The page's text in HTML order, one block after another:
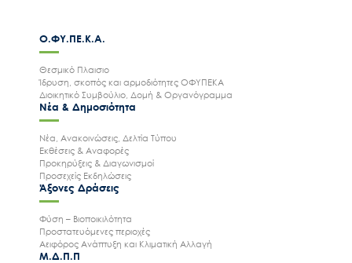
Ο.ΦΥ.ΠΕ.Κ.Α.
Θεσμικό Πλαισιο
Ίδρυση, σκοπός και αρμοδιότητες ΟΦΥΠΕΚΑ
Διοικητικό Συμβούλιο, Δομή & Οργανόγραμμα
Νέα & Δημοσιότητα
Νέα, Ανακοινώσεις, Δελτία Τύπου
Εκθέσεις & Αναφορές
Προκηρύξεις & Διαγωνισμοί
Προσεχείς Εκδηλώσεις
Άξονες Δράσεις
Φύση – Βιοποικιλότητα
Προστατευόμενες περιοχές
Αειφόρος Ανάπτυξη και Κλιματική Αλλαγή
Μ.Δ.Π.Π